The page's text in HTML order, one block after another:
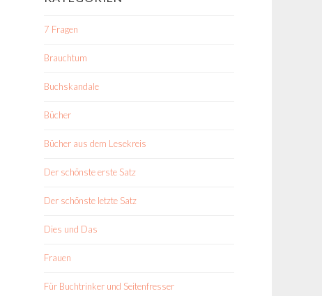
7 Fragen
Brauchtum
Buchskandale
Bücher
Bücher aus dem Lesekreis
Der schönste erste Satz
Der schönste letzte Satz
Dies und Das
Frauen
Für Buchtrinker und Seitenfresser